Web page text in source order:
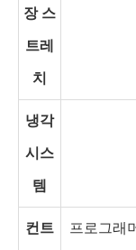
장 스
트레
치
냉각
시스
템
컨트 프로그래